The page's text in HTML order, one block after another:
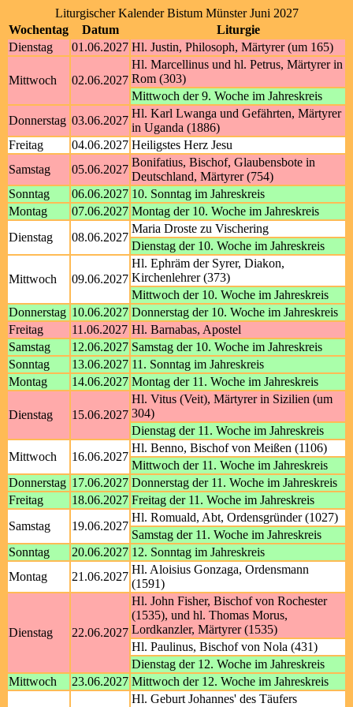
Liturgischer Kalender Bistum Münster Juni 2027
Wochentag
Datum
Liturgie
Dienstag
01.06.2027 Hl. Justin, Philosoph, Märtyrer (um 165)
Mittwoch 02.06.2027
Hl. Marcellinus und hl. Petrus, Märtyrer in
Rom (303)
Mittwoch der 9. Woche im Jahreskreis
Donnerstag 03.06.2027
Hl. Karl Lwanga und Gefährten, Märtyrer
in Uganda (1886)
Freitag
04.06.2027 Heiligstes Herz Jesu
Samstag
05.06.2027
Bonifatius, Bischof, Glaubensbote in
Deutschland, Märtyrer (754)
Sonntag
06.06.2027 10. Sonntag im Jahreskreis
Montag
07.06.2027 Montag der 10. Woche im Jahreskreis
Dienstag
08.06.2027
Maria Droste zu Vischering
Dienstag der 10. Woche im Jahreskreis
Mittwoch 09.06.2027
Hl. Ephräm der Syrer, Diakon,
Kirchenlehrer (373)
Mittwoch der 10. Woche im Jahreskreis
Donnerstag 10.06.2027 Donnerstag der 10. Woche im Jahreskreis
Freitag
11.06.2027 Hl. Barnabas, Apostel
Samstag
12.06.2027 Samstag der 10. Woche im Jahreskreis
Sonntag
13.06.2027 11. Sonntag im Jahreskreis
Montag
14.06.2027 Montag der 11. Woche im Jahreskreis
Dienstag 15.06.2027
Hl. Vitus (Veit), Märtyrer in Sizilien (um
304)
Dienstag der 11. Woche im Jahreskreis
Mittwoch
16.06.2027
Hl. Benno, Bischof von Meißen (1106)
Mittwoch der 11. Woche im Jahreskreis
Donnerstag 17.06.2027 Donnerstag der 11. Woche im Jahreskreis
Freitag
18.06.2027 Freitag der 11. Woche im Jahreskreis
Samstag
19.06.2027
Hl. Romuald, Abt, Ordensgründer (1027)
Samstag der 11. Woche im Jahreskreis
Sonntag
20.06.2027 12. Sonntag im Jahreskreis
Montag
21.06.2027
Hl. Aloisius Gonzaga, Ordensmann
(1591)
Dienstag 22.06.2027
Hl. John Fisher, Bischof von Rochester
(1535), und hl. Thomas Morus,
Lordkanzler, Märtyrer (1535)
Hl. Paulinus, Bischof von Nola (431)
Dienstag der 12. Woche im Jahreskreis
Mittwoch
23.06.2027 Mittwoch der 12. Woche im Jahreskreis
Hl. Geburt Johannes' des Täufers